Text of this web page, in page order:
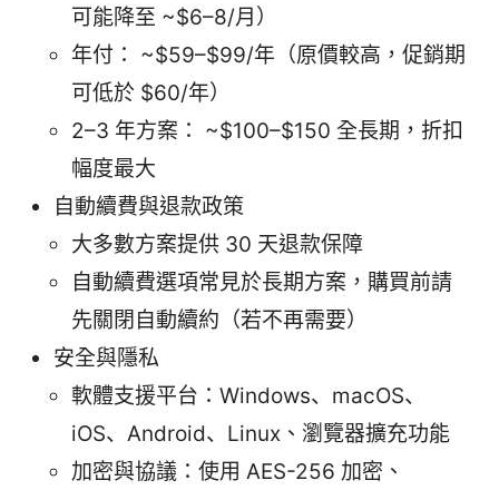
可能降至 ~$6–8/月）
年付： ~$59–$99/年（原價較高，促銷期
可低於 $60/年）
2–3 年方案： ~$100–$150 全長期，折扣
幅度最大
自動續費與退款政策
大多數方案提供 30 天退款保障
自動續費選項常見於長期方案，購買前請
先關閉自動續約（若不再需要）
安全與隱私
軟體支援平台：Windows、macOS、
iOS、Android、Linux、瀏覽器擴充功能
加密與協議：使用 AES-256 加密、